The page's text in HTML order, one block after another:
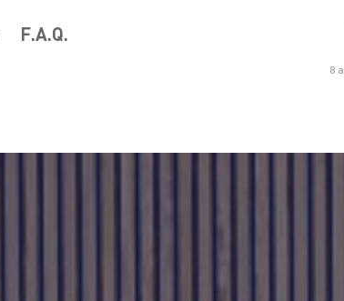
F.A.Q.
8